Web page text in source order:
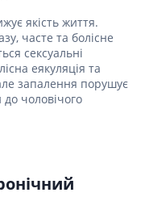
якість життя.
часте та болісне
сексуальні
еякуляція та
запалення порушує
чоловічого